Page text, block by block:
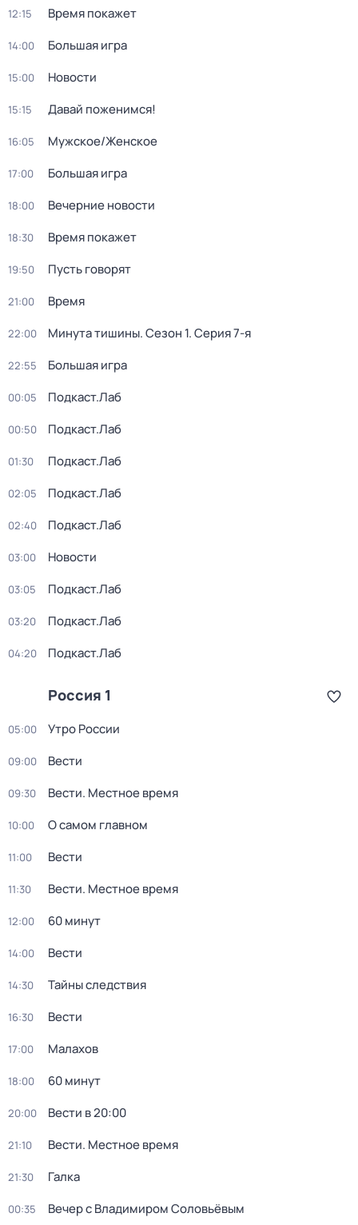
12:15 Время покажет
14:00 Большая игра
15:00 Новости
15:15 Давай поженимся!
16:05 Мужское/Женское
17:00 Большая игра
18:00 Вечерние новости
18:30 Время покажет
19:50 Пусть говорят
21:00 Время
22:00 Минута тишины. Сезон 1. Серия 7-я
22:55 Большая игра
00:05 Подкаст.Лаб
00:50 Подкаст.Лаб
01:30 Подкаст.Лаб
02:05 Подкаст.Лаб
02:40 Подкаст.Лаб
03:00 Новости
03:05 Подкаст.Лаб
03:20 Подкаст.Лаб
04:20 Подкаст.Лаб
Россия 1
05:00 Утро России
09:00 Вести
09:30 Вести. Местное время
10:00 О самом главном
11:00 Вести
11:30 Вести. Местное время
12:00 60 минут
14:00 Вести
14:30 Тайны следствия
16:30 Вести
17:00 Малахов
18:00 60 минут
20:00 Вести в 20:00
21:10 Вести. Местное время
21:30 Галка
00:35 Вечер с Владимиром Соловьёвым